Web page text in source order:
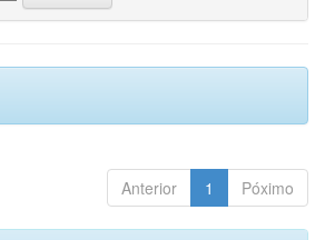
Anterior 1 Póximo